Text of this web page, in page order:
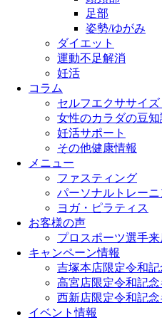
足部
姿勢/ゆがみ
ダイエット
運動不足解消
妊活
コラム
セルフエクササイ
女性のカラダの豆知
妊活サポート
その他健康情報
メニュー
ファスティング
パーソナルトレー
ヨガ・ピラティス
お客様の声
プロスポーツ選手来
キャンペーン情報
吉塚本店限定令和
高宮店限定令和記
西新店限定令和記
イベント情報